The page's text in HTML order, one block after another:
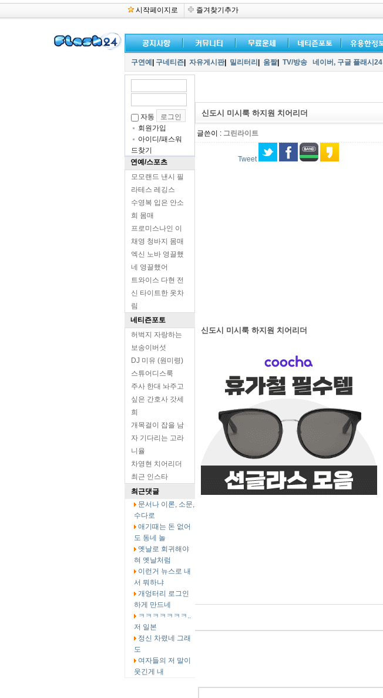
시작페이지로 즐겨찾기추가
구연예 구네티즌 자유게시판| 밀리터리 움짤| TV/방송 네이버, 구글 플래시24
자동
회원가입
아이디/패스워
드찾기
연예/스포츠
모모랜드 낸시 필
라테스 레깅스
수영복 입은 안소
희 몸매
프로미스나인 이
채영 청바지 몸매
엑신 노바 영끌했
네 영끌했어
트와이스 다현 전
신 타이트한 옷차
림
네티즌포토
허벅지 자랑하는
보송이버섯
DJ 미유 (원미령)
스튜어디스룩
주사 한대 놔주고
싶은 간호사 갓세
희
개목걸이 잡을 남
자 기다리는 고라
니율
차영현 치어리더
최근 인스타
최근댓글
문서나 이론, 소문,
수다로
애기때는 돈 없어
도 동네 놀
옛날로 회귀해야
혀 옛날처럼
이런거 뉴스로 내
서 뭐하냐
개엉터리 로그인
하게 만드네
ㅋㅋㅋㅋㅋㅋㅋ..
저 일본
정신 차렸네 그래
도
여자들의 저 말이
웃긴게 내
신도시 미시룩 하지원 치어리더
글쓴이 : 그린라이트
Tweet
신도시 미시룩 하지원 치어리더